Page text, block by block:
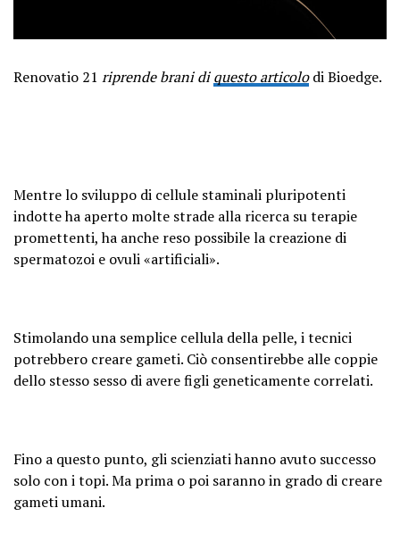
Renovatio 21 riprende brani diquesto articolodi Bioedge.
Mentre lo sviluppo di cellule staminali pluripotenti
indotte ha aperto molte strade alla ricerca su terapie
promettenti, ha anche reso possibile la creazione di
spermatozoi e ovuli «artificiali».
Stimolando una semplice cellula della pelle, i tecnici
potrebbero creare gameti. Ciò consentirebbe alle coppie
dello stesso sesso di avere figli geneticamente correlati.
Fino a questo punto, gli scienziati hanno avuto successo
solo con i topi. Ma prima o poi saranno in grado di creare
gameti umani.